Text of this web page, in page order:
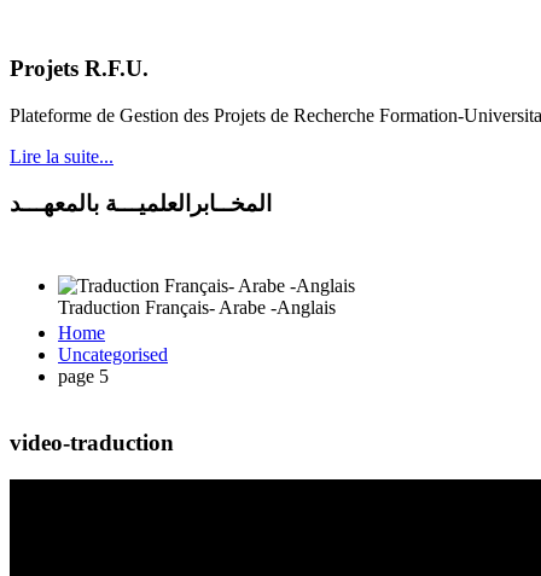
Traduction Français- Arabe -Anglais
Projets R.F.U.
Plateforme de Gestion des Projets de Recherche Formation-
Lire la suite...
المخــابرالعلميـــة بالمعهـــد
Home
Uncategorised
page 5
video-traduction